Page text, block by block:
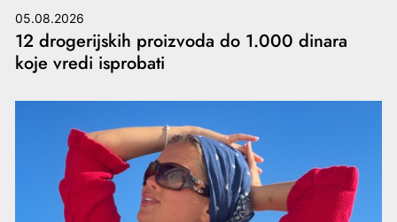
05.08.2026
12 drogerijskih proizvoda do 1.000 dinara
koje vredi isprobati